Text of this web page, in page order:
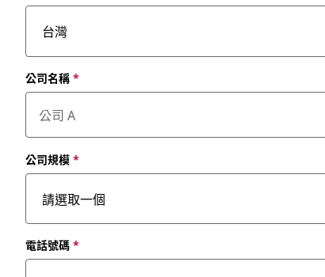
公司名稱*
公司規模*
電話號碼*